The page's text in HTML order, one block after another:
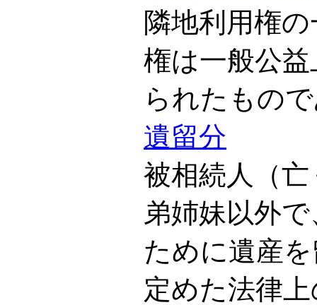
隣地利用権
権は一般公
られたもの
遺留分
被相続人（
弟姉妹以外
ために遺産
定めた法律